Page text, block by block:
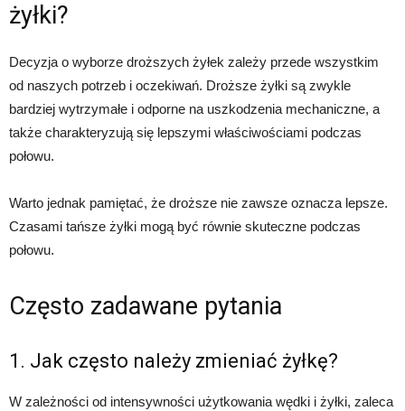
żyłki?
Decyzja o wyborze droższych żyłek zależy przede wszystkim
od naszych potrzeb i oczekiwań. Droższe żyłki są zwykle
bardziej wytrzymałe i odporne na uszkodzenia mechaniczne, a
także charakteryzują się lepszymi właściwościami podczas
połowu.
Warto jednak pamiętać, że droższe nie zawsze oznacza lepsze.
Czasami tańsze żyłki mogą być równie skuteczne podczas
połowu.
Często zadawane pytania
1. Jak często należy zmieniać żyłkę?
W zależności od intensywności użytkowania wędki i żyłki, zaleca